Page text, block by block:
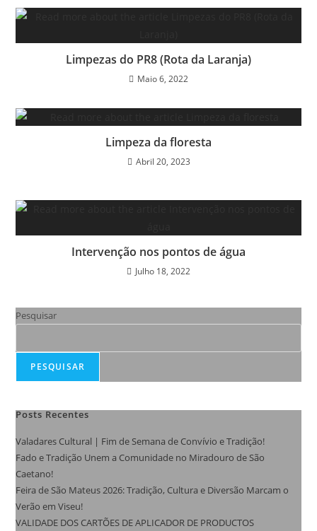
Limpezas do PR8 (Rota da Laranja)
Maio 6, 2022
Limpeza da floresta
Abril 20, 2023
Intervenção nos pontos de água
Julho 18, 2022
Pesquisar
PESQUISAR
Posts Recentes
Valadares Cultural | Fim de Semana de Convívio e Tradição!
Fado e Tradição Unem a Comunidade no Miradouro de São
Caetano!
Feira de São Mateus 2026: Tradição, Cultura e Diversão Marcam o
Verão em Viseu!
VALIDADE DOS CARTÕES DE APLICADOR DE PRODUCTOS